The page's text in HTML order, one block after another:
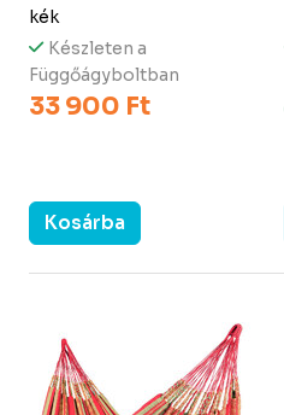
kék
Készleten a
Függőágyboltban
33 900 Ft
Kosárba